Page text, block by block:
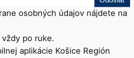
osobných údajov nájdete na
po ruke.
aplikácie Košice Región